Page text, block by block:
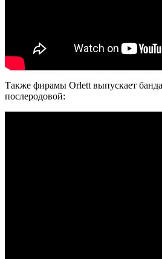
Также фирамы Orlett выпускает
послеродовой: